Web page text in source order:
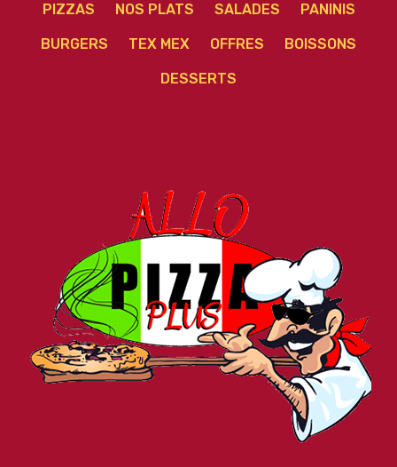
PIZZAS NOS PLATS SALADES PANINIS
BURGERS TEX MEX OFFRES BOISSONS
DESSERTS